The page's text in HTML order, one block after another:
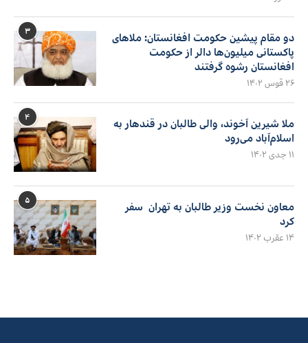
۳
دو مقام پیشین حکومت افغانستان: ملاهای
پاکستانی میلیون‌ها دالر از حکومت
افغانستان رشوه گرفتند
۲۶ قوس ۱۴۰۲
۴
ملا شیرین آخوند، والی طالبان در قندهار به
اسلام‌آباد می‌رود
۱۱ جدی ۱۴۰۲
۵
معاون نخست وزیر طالبان به تهران سفر
کرد
۱۴ عقرب ۱۴۰۲